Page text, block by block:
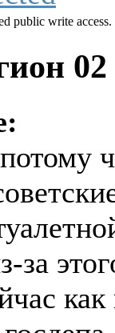
public write access.
за